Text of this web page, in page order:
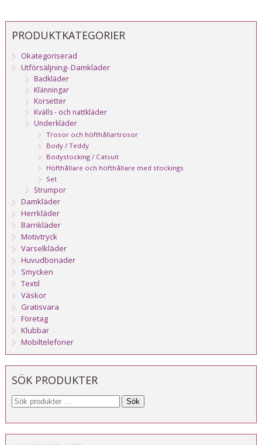
PRODUKTKATEGORIER
Okategoriserad
Utförsäljning- Damkläder
Badkläder
Klänningar
Korsetter
Kvälls - och nattkläder
Underkläder
Trosor och höfthållartrosor
Body / Teddy
Bodystocking / Catsuit
Höfthållare och höfthållare med stockings
Set
Strumpor
Damkläder
Herrkläder
Barnkläder
Motivtryck
Varselkläder
Huvudbonader
Smycken
Textil
Väskor
Gratisvara
Företag
Klubbar
Mobiltelefoner
SÖK PRODUKTER
Sök